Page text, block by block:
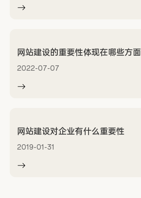
网站建设的重要性体现在哪些方面
2022-07-07
网站建设对企业有什么重要性
2019-01-31